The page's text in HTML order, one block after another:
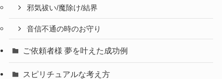
邪気祓い/魔除け/結界
音信不通の時のお守り
ご依頼者様 夢を叶えた成功例
スピリチュアルな考え方